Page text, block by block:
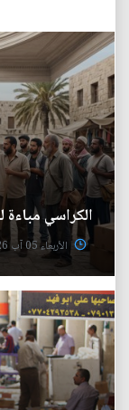
الكراسي مباءة
الأربعاء 05 آب 2026